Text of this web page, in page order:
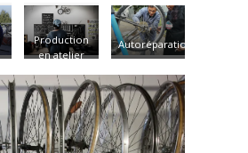
2021
Production
en atelier
Autoréparation